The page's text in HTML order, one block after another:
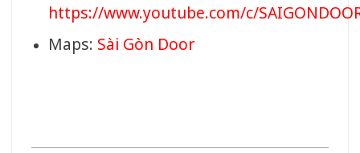
https://www.youtube.com/c/
Maps: Sài Gòn Door